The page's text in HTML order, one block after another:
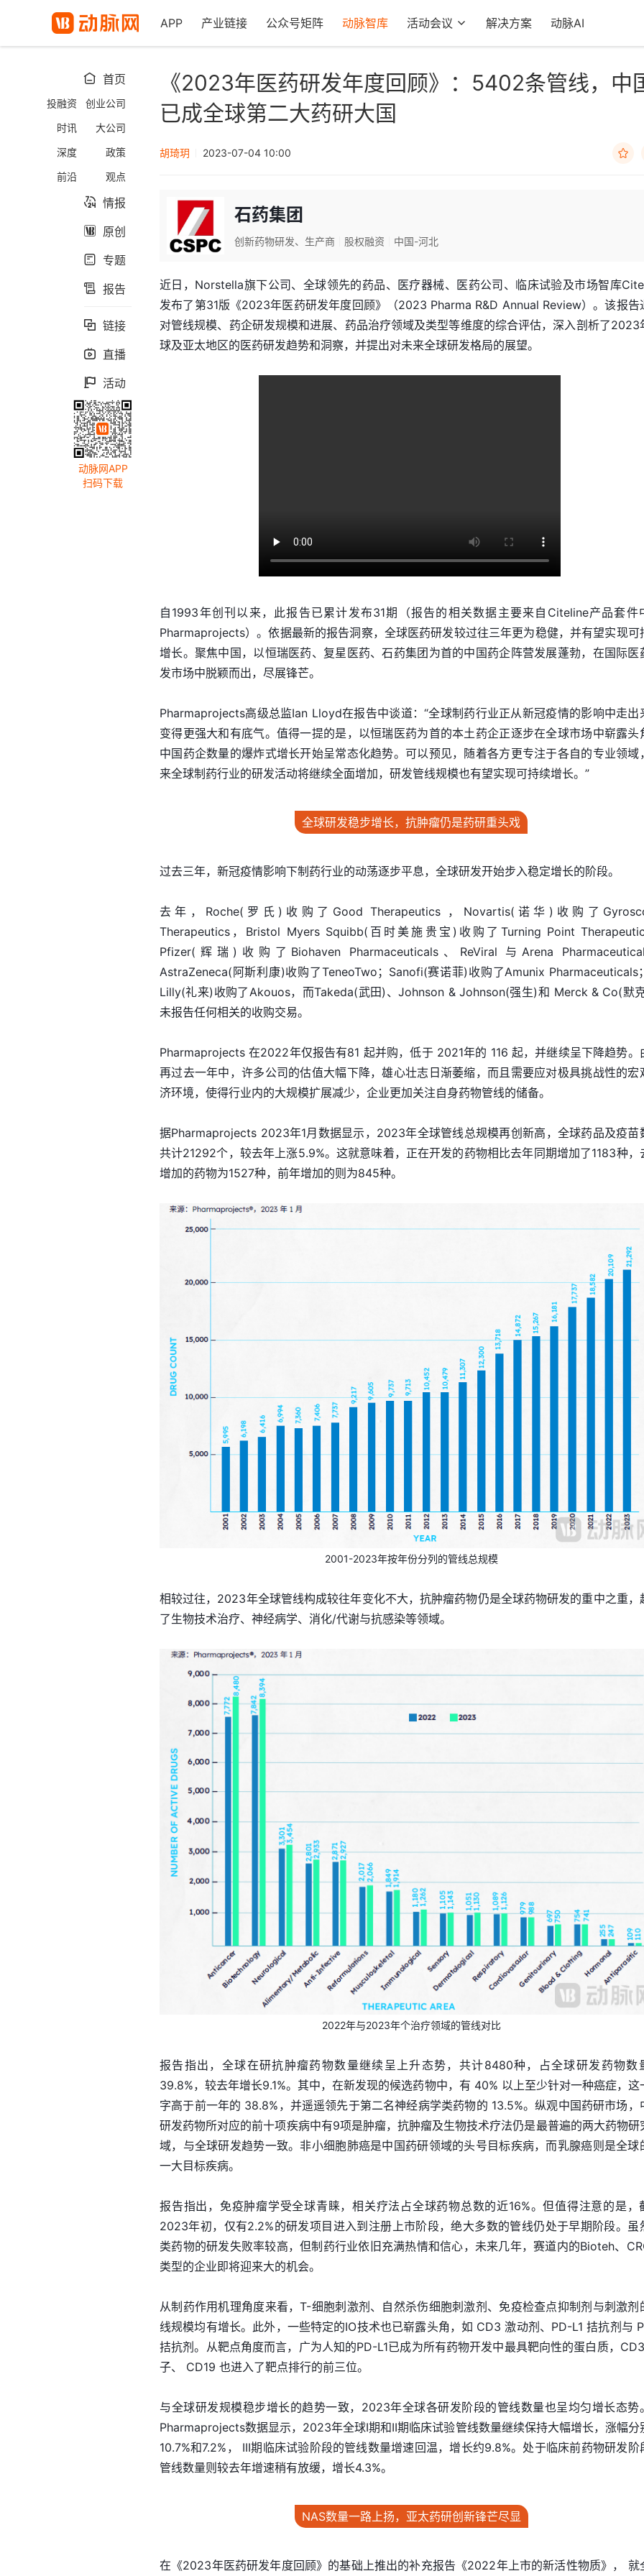
APP 产业链接 公众号矩阵 动脉智库 活动会议 解决方案 动脉AI
 首页
投融资
创业公司
时讯
大公司
深度
政策
前沿
观点
 情报
 原创
 专题
 报告
 链接
 直播
 活动
动脉网APP
扫码下载
《2023年医药研发年度回顾》：5402条管线，中
已成全球第二大药研大国
胡琦玥 2023-07-04 10:00 
石药集团
创新药物研发、生产商 股权融资 中国-河北
近日，Norstella旗下公司、全球领先的药品、医疗器械、医药公司、临床试验及市场智库
发布了第31版《2023年医药研发年度回顾》（2023 Pharma R&D Annual Review）。该报告
对管线规模、药企研发规模和进展、药品治疗领域及类型等维度的综合评估，深入剖析了2023
球及亚太地区的医药研发趋势和洞察，并提出对未来全球研发格局的展望。
自1993年创刊以来，此报告已累计发布31期（报告的相关数据主要来自Citeline产品套件
Pharmaprojects）。依据最新的报告洞察，全球医药研发较过往三年更为稳健，并有望实现可
增长。聚焦中国，以恒瑞医药、复星医药、石药集团为首的中国药企阵营发展蓬勃，在国际医
发市场中脱颖而出，尽展锋芒。
Pharmaprojects高级总监Ian Lloyd在报告中谈道：“全球制药行业正从新冠疫情的影响中走出
变得更强大和有底气。值得一提的是，以恒瑞医药为首的本土药企正逐步在全球市场中崭露头
中国药企数量的爆炸式增长开始呈常态化趋势。可以预见，随着各方更专注于各自的专业领域
来全球制药行业的研发活动将继续全面增加，研发管线规模也有望实现可持续增长。”
全球研发稳步增长，抗肿瘤仍是药研重头戏
过去三年，新冠疫情影响下制药行业的动荡逐步平息，全球研发开始步入稳定增长的阶段。
去年，Roche(罗氏)收购了Good Therapeutics ，Novartis(诺华)收购了
Therapeutics，Bristol Myers Squibb(百时美施贵宝)收购了Turning Point
Pfizer(辉瑞)收购了Biohaven Pharmaceuticals、ReViral 与Arena
AstraZeneca(阿斯利康)收购了TeneoTwo；Sanofi(赛诺菲)收购了Amunix Pharmaceuticals
Lilly(礼来)收购了Akouos，而Takeda(武田)、Johnson & Johnson(强生)和 Merck & Co(默
未报告任何相关的收购交易。
Pharmaprojects 在2022年仅报告有81 起并购，低于 2021年的 116 起，并继续呈下降趋势。
再过去一年中，许多公司的估值大幅下降，雄心壮志日渐萎缩，而且需要应对极具挑战性的宏
济环境，使得行业内的大规模扩展减少，企业更加关注自身药物管线的储备。
据Pharmaprojects 2023年1月数据显示，2023年全球管线总规模再创新高，全球药品及疫苗
共计21292个，较去年上涨5.9%。这就意味着，正在开发的药物相比去年同期增加了1183种，
增加的药物为1527种，前年增加的则为845种。
2001-2023年按年份分列的管线总规模
相较过往，2023年全球管线构成较往年变化不大，抗肿瘤药物仍是全球药物研发的重中之重，
了生物技术治疗、神经病学、消化/代谢与抗感染等领域。
2022年与2023年个治疗领域的管线对比
报告指出，全球在研抗肿瘤药物数量继续呈上升态势，共计8480种，占全球研发药物数
39.8%，较去年增长9.1%。其中，在新发现的候选药物中，有 40% 以上至少针对一种癌症，这
字高于前一年的 38.8%，并遥遥领先于第二名神经病学类药物的 13.5%。纵观中国药研市场，
研发药物所对应的前十项疾病中有9项是肿瘤，抗肿瘤及生物技术疗法仍是最普遍的两大药物研
域，与全球研发趋势一致。非小细胞肺癌是中国药研领域的头号目标疾病，而乳腺癌则是全球
一大目标疾病。
报告指出，免疫肿瘤学受全球青睐，相关疗法占全球药物总数的近16%。但值得注意的是，
2023年初，仅有2.2%的研发项目进入到注册上市阶段，绝大多数的管线仍处于早期阶段。虽
类药物的研发失败率较高，但制药行业依旧充满热情和信心，未来几年，赛道内的Bioteh、
类型的企业即将迎来大的机会。
从制药作用机理角度来看，T-细胞刺激剂、自然杀伤细胞刺激剂、免疫检查点抑制剂与刺激剂
线规模均有增长。此外，一些特定的IO技术也已崭露头角，如 CD3 激动剂、PD-L1 拮抗剂与
拮抗剂。从靶点角度而言，广为人知的PD-L1已成为所有药物开发中最具靶向性的蛋白质，
子、 CD19 也进入了靶点排行的前三位。
与全球研发规模稳步增长的趋势一致，2023年全球各研发阶段的管线数量也呈均匀增长态势
Pharmaprojects数据显示，2023年全球I期和II期临床试验管线数量继续保持大幅增长，涨幅分
10.7%和7.2%， III期临床试验阶段的管线数量增速回温，增长约9.8%。处于临床前药物研发阶
管线数量则较去年增速稍有放缓，增长4.3%。
NAS数量一路上扬，亚太药研创新锋芒尽显
在《2023年医药研发年度回顾》的基础上推出的补充报告《2022年上市的新活性物质》， 就